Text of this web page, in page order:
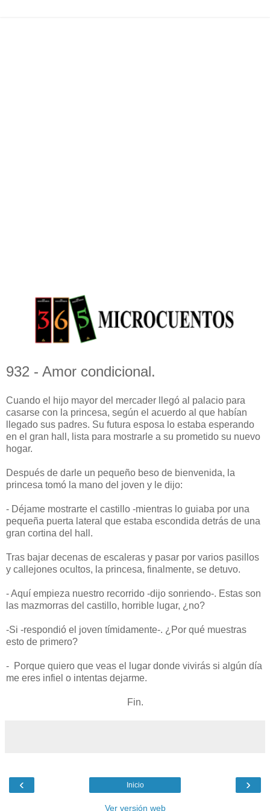
932 - Amor condicional.
Cuando el hijo mayor del mercader llegó al palacio para
casarse con la princesa, según el acuerdo al que habían
llegado sus padres. Su futura esposa lo estaba esperando
en el gran hall, lista para mostrarle a su prometido su nuevo
hogar.
Después de darle un pequeño beso de bienvenida, la
princesa tomó la mano del joven y le dijo:
- Déjame mostrarte el castillo -mientras lo guiaba por una
pequeña puerta lateral que estaba escondida detrás de una
gran cortina del hall.
Tras bajar decenas de escaleras y pasar por varios pasillos
y callejones ocultos, la princesa, finalmente, se detuvo.
- Aquí empieza nuestro recorrido -dijo sonriendo-. Estas son
las mazmorras del castillo, horrible lugar, ¿no?
-Si -respondió el joven tímidamente-. ¿Por qué muestras
esto de primero?
- Porque quiero que veas el lugar donde vivirás si algún día
me eres infiel o intentas dejarme.
Fin.
‹ ›
Inicio
Ver versión web